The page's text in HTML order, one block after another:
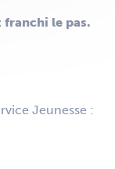
franchi le pas.
Jeunesse :